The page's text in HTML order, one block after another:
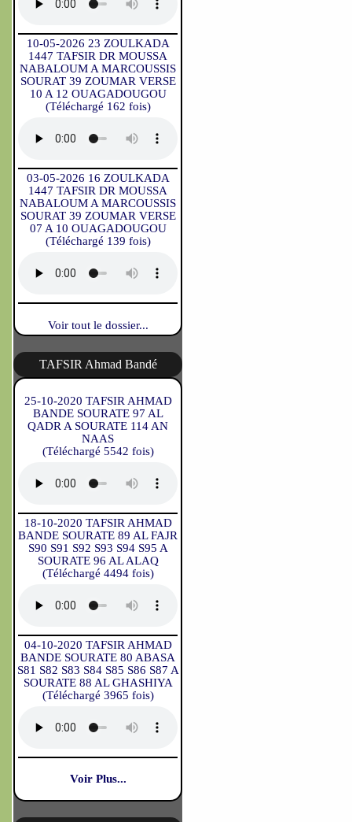
10-05-2026 23 ZOULKADA
1447 TAFSIR DR MOUSSA
NABALOUM A MARCOUSSIS
SOURAT 39 ZOUMAR VERSE
10 A 12 OUAGADOUGOU
(Téléchargé 162 fois)
03-05-2026 16 ZOULKADA
1447 TAFSIR DR MOUSSA
NABALOUM A MARCOUSSIS
SOURAT 39 ZOUMAR VERSE
07 A 10 OUAGADOUGOU
(Téléchargé 139 fois)
Voir tout le dossier...
TAFSIR Ahmad Bandé
25-10-2020 TAFSIR AHMAD
BANDE SOURATE 97 AL
QADR A SOURATE 114 AN
NAAS
(Téléchargé 5542 fois)
18-10-2020 TAFSIR AHMAD
BANDE SOURATE 89 AL FAJR
S90 S91 S92 S93 S94 S95 A
SOURATE 96 AL ALAQ
(Téléchargé 4494 fois)
04-10-2020 TAFSIR AHMAD
BANDE SOURATE 80 ABASA
S81 S82 S83 S84 S85 S86 S87 A
SOURATE 88 AL GHASHIYA
(Téléchargé 3965 fois)
Voir Plus...